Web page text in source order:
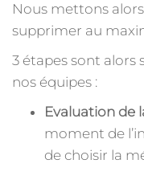
Nous mettons
supprimer au
3 étapes sont alors
nos équipes :
Evaluation de
moment de
de choisir la